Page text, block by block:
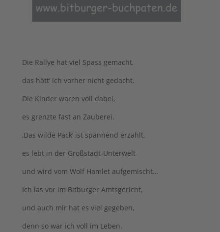
Die Rallye hat viel Spass gemacht,
das hätt‘ ich vorher nicht gedacht.
Die Kinder waren voll dabei,
es grenzte fast an Zauberei.
‚Das wilde Pack‘ ist spannend erzählt,
es lebt in der Großstadt-Unterwelt
und wird vom Wolf Hamlet aufgemischt…
Ich las vor im Bitburger Amtsgericht,
und auch mir hat es viel gegeben,
denn so war ich voll im Leben.